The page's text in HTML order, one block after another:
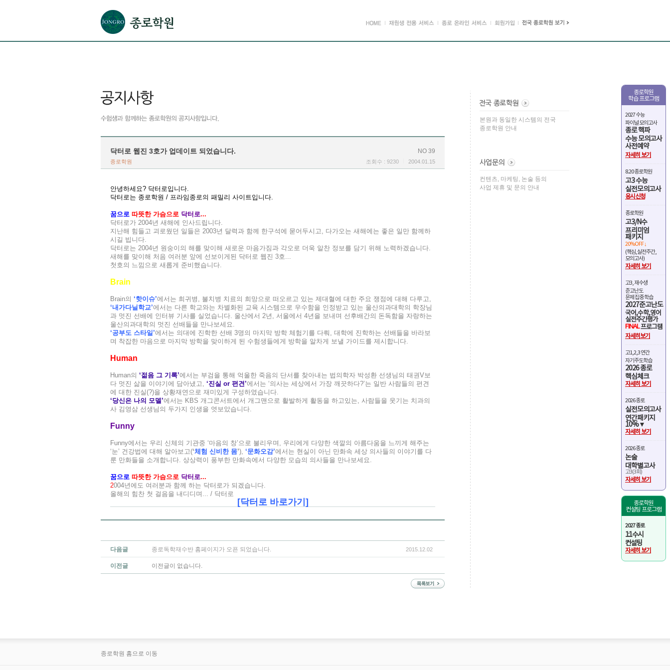
종로학원
학습 프로그램
2027 수능
파이널 모의고사
종로 핵파
수능 모의고사
사전예약
자세히 보기
8.20 종로학원
고3 수능
실전모의고사
응시신청
종로학원
고3/N수
프리미엄
패키지
20%OFF ↓
(핵심,실전주간,
모의고사)
자세히 보기
고3, 재수생
준고난도
문제 집중 학습
2027준고난도
국어,수학,영어
실전주간평가
FINAL프로그램
자세히보기
고1,2,3 연간
자기주도학습
2026 종로
핵심체크
자세히 보기
2026 종로
실전모의고사
연간패키지
10%▼
자세히 보기
2026 종로
논술
대학별고사
고3(3회)
자세히 보기
종로학원
컨설팅 프로그램
2027 종로
1:1 수시
컨설팅
자세히 보기
NO 39
닥터로 웹진 3호가 업데이트 되었습니다.
종로학원 2004.01.15
조회수 : 9230
안녕하세요? 닥터로입니다.
닥터로는 종로학원 / 프라임종로의 패밀리 사이트입니다.
꿈으로 따뜻한 가슴으로 닥터로...
닥터로가 2004년 새해에 인사드립니다.
지난해 힘들고 괴로웠던 일들은 2003년 달력과 함께 한구석에 묻어두시고, 다가오는 새해에는 좋은 일만 함께하
시길 빕니다.
닥터로는 2004년 원숭이의 해를 맞이해 새로운 마음가짐과 각오로 더욱 알찬 정보를 담기 위해 노력하겠습니다.
새해를 맞이해 처음 여러분 앞에 선보이게된 닥터로 웹진 3호...
첫호의 느낌으로 새롭게 준비했습니다.
Brain
Brain의 ‘핫이슈’에서는 희귀병, 불치병 치료의 희망으로 떠오르고 있는 제대혈에 대한 주요 쟁점에 대해 다루고,
‘내가다닐학교’에서는 다른 학교와는 차별화된 교육 시스템으로 우수함을 인정받고 있는 울산의과대학의 학장님
과 멋진 선배에 인터뷰 기사를 실었습니다. 울산에서 2년, 서울에서 4년을 보내며 선후배간의 돈독함을 자랑하는
울산의과대학의 멋진 선배들을 만나보세요.
‘공부도 스타일’에서는 의대에 진학한 선배 3명의 마지막 방학 체험기를 다뤄, 대학에 진학하는 선배들을 바라보
며 착잡한 마음으로 마지막 방학을 맞이하게 된 수험생들에게 방학을 알차게 보낼 가이드를 제시합니다.
Human
Human의 ‘젊음 그 기록’에서는 부검을 통해 억울한 죽음의 단서를 찾아내는 법의학자 박성환 선생님의 태권V보
다 멋진 삶을 이야기에 담아냈고, ‘진실 or 편견’에서는 ‘의사는 세상에서 가장 깨끗하다?’는 일반 사람들의 편견
에 대한 진실(?)을 상황재연으로 재미있게 구성하였습니다.
‘당신은 나의 모델’에서는 KBS 개그콘서트에서 개그맨으로 활발하게 활동을 하고있는, 사람들을 웃기는 치과의
사 김영삼 선생님의 두가지 인생을 엿보았습니다.
Funny
Funny에서는 우리 신체의 기관중 ‘마음의 창’으로 불리우며, 우리에게 다양한 색깔의 아름다움을 느끼게 해주는
‘눈’ 건강법에 대해 알아보고(‘체험 신비한 몸’), ‘문화오감’에서는 현실이 아닌 만화속 세상 의사들의 이야기를 다
룬 만화들을 소개합니다. 상상력이 풍부한 만화속에서 다양한 모습의 의사들을 만나보세요.
꿈으로 따뜻한 가슴으로 닥터로...
2004년에도 여러분과 함께 하는 닥터로가 되겠습니다.
올해의 힘찬 첫 걸음을 내디디며... / 닥터로
[닥터로 바로가기]
다음글 종로독학재수반 홈페이지가 오픈 되었습니다. 2015.12.02
이전글 이전글이 없습니다.
본원과 동일한 시스템의 전국
종로학원 안내
컨텐츠, 마케팅, 논술 등의
사업 제휴 및 문의 안내
종로학원 홈으로 이동